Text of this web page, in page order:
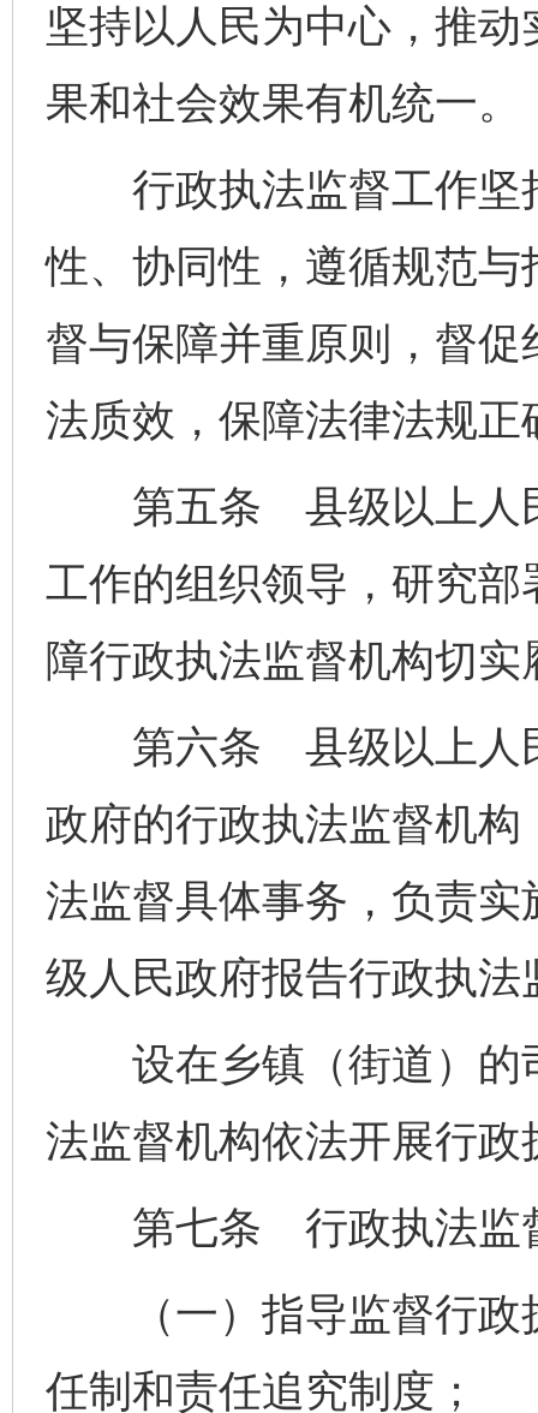
坚持以人民为中心，推
果和社会效果有机统一。
行政执法监督工作坚
性、协同性，遵循规范
督与保障并重原则，督
法质效，保障法律法规正
第五条 县级以上人民
工作的组织领导，研究
障行政执法监督机构切实
第六条 县级以上人民
政府的行政执法监督机
法监督具体事务，负责
级人民政府报告行政执法
设在乡镇（街道）的
法监督机构依法开展行政
第七条 行政执法监
（一）指导监督行政
任制和责任追究制度；